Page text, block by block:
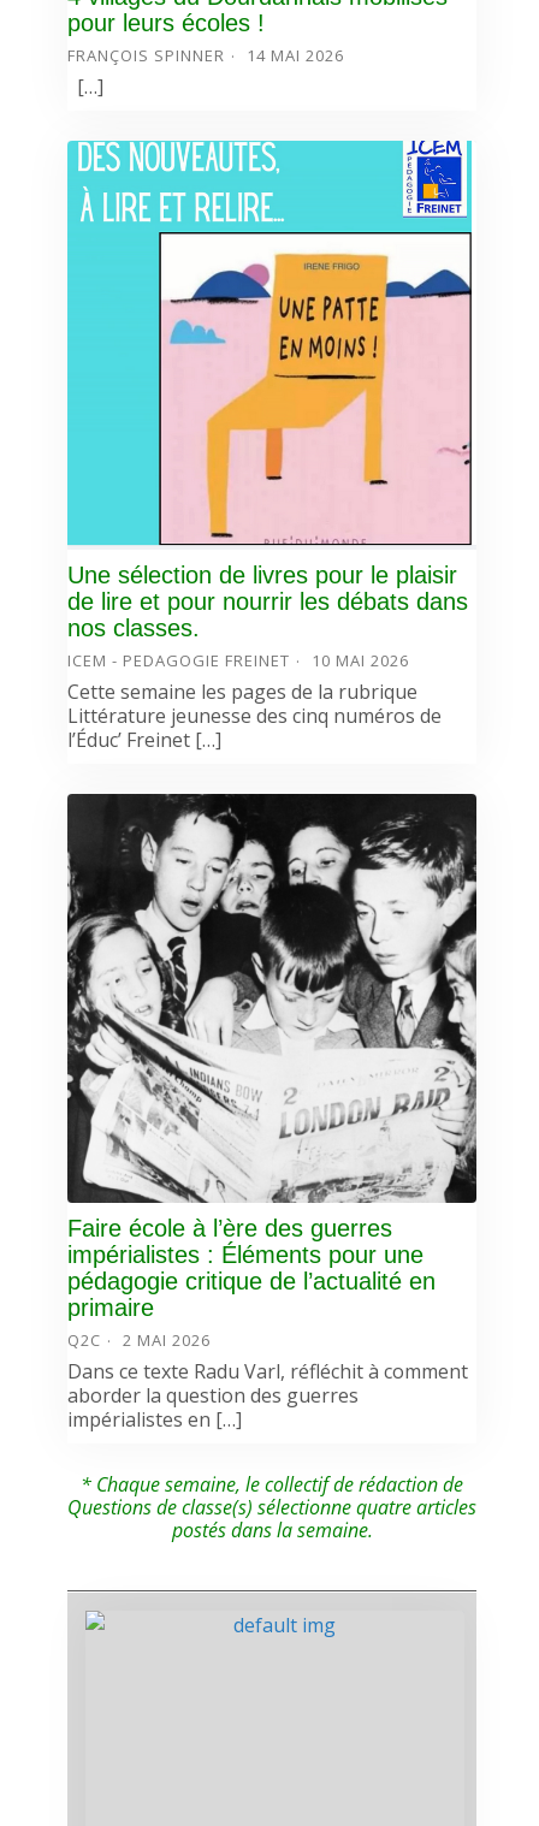
pour leurs écoles !
FRANÇOIS SPINNER 14 MAI 2026
[…]
Une sélection de livres pour le plaisir
de lire et pour nourrir les débats dans
nos classes.
ICEM - PEDAGOGIE FREINET 10 MAI 2026
Cette semaine les pages de la rubrique
Littérature jeunesse des cinq numéros de
l’Éduc’ Freinet […]
Faire école à l’ère des guerres
impérialistes : Éléments pour une
pédagogie critique de l’actualité en
primaire
Q2C 2 MAI 2026
Dans ce texte Radu Varl, réfléchit à comment
aborder la question des guerres
impérialistes en […]
* Chaque semaine, le collectif de rédaction de
Questions de classe(s) sélectionne quatre articles
postés dans la semaine.